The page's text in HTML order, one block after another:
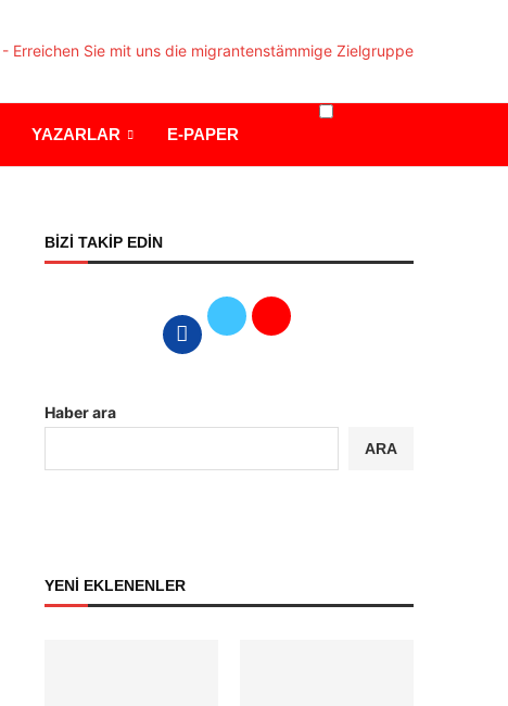
YAZARLAR E-PAPER
BİZİ TAKİP EDİN
Haber ara
ARA
YENİ EKLENENLER